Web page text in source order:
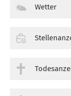
Wetter